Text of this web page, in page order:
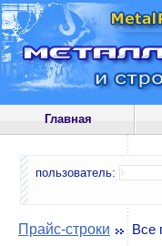
Главная
пользователь:
Прайс-строки Все